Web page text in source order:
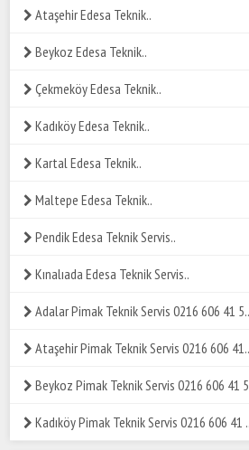
Ataşehir Edesa Teknik..
Beykoz Edesa Teknik..
Çekmeköy Edesa Teknik..
Kadıköy Edesa Teknik..
Kartal Edesa Teknik..
Maltepe Edesa Teknik..
Pendik Edesa Teknik Servis..
Kınalıada Edesa Teknik Servis..
Adalar Pimak Teknik Servis 0216 606 41 5..
Ataşehir Pimak Teknik Servis 0216 606 41..
Beykoz Pimak Teknik Servis 0216 606 41
Kadıköy Pimak Teknik Servis 0216 606 41 ..